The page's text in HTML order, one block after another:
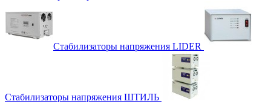
Стабилизаторы напряжения LIDER
Стабилизаторы напряжения ШТИЛЬ